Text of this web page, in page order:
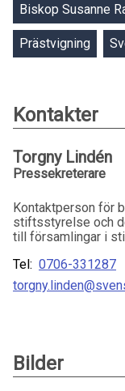
Biskop Susanne
Prästvigning
Kontakter
Torgny Lindén
Pressekreterare
Kontaktperson för
stiftsstyrelse och
till församlingar i
Tel: 0706-331287
Bilder